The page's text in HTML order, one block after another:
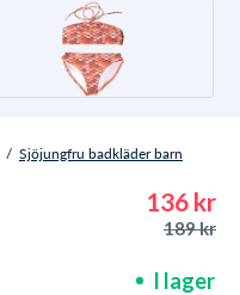
/ Sjöjungfru badkläder barn
136 kr
189 kr
I lager